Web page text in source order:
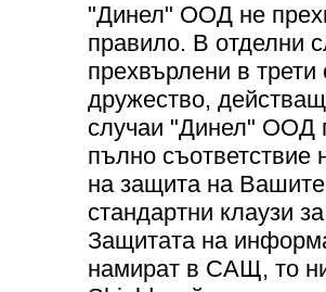
"Динел" ООД не
правило. В отделни
прехвърлени в
дружество,
случаи "Динел" ООД
пълно съответствие
на защита на
стандартни клаузи
Защитата на
намират в САЩ, то